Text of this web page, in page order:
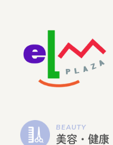
BEAUTY
美容・健康